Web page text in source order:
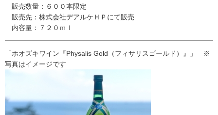
販売数量：６００本限定
販売先：株式会社デアルケＨＰにて販売
内容量：７２０ｍｌ
「ホオズキワイン『Physalis Gold（フィサリスゴールド）』」 ※
写真はイメージです